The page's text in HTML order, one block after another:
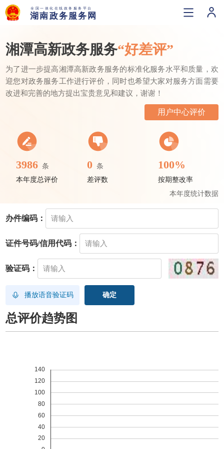
湘潭高新政务服务“好差评”
为了进一步提高湘潭高新政务服务的标准化服务水平和质量，欢
迎您对政务服务工作进行评价，同时也希望大家对服务方面需要
改进和完善的地方提出宝贵意见和建议，谢谢！
用户中心评价
3986 条
本年度总评价
0 条
差评数
100%
按期整改率
本年度统计数据
办件编码：
证件号码/信用代码：
验证码：
播放语音验证码
总评价趋势图